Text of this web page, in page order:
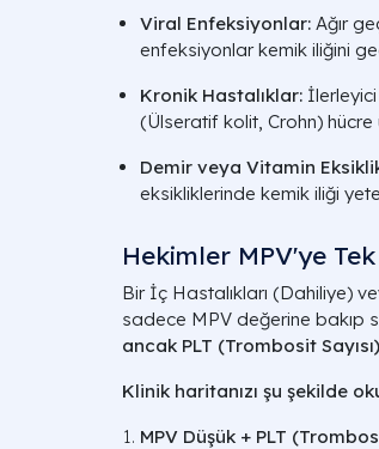
Viral Enfeksiyonlar: Ağır
enfeksiyonlar kemik iliğini
Kronik Hastalıklar:
(Ülseratif kolit, Crohn)
Demir veya Vitamin
eksikliklerinde kemik iliği
Hekimler MPV'ye
Bir İç Hastalıkları (Dahiliye)
sadece MPV değerine bakıp
ancak PLT (Trombosit
Klinik haritanızı şu şekilde
MPV Düşük + PLT